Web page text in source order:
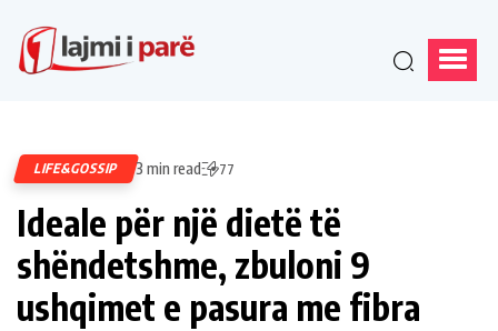
LIFE&GOSSIP 3 min read 77
Ideale për një dietë të
shëndetshme, zbuloni 9
ushqimet e pasura me fibra